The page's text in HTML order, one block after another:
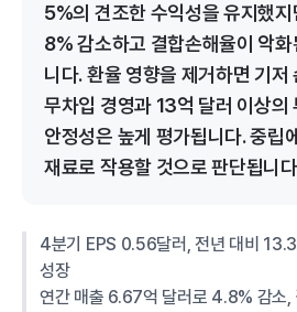
5%의 견조한 수익성을 유지했
8% 감소하고 결합손해율이 악
니다. 환율 영향을 제거하면 기저
무차입 경영과 13억 달러 이상의
안정성은 높게 평가됩니다. 중립
재료로 작용할 것으로 판단됩니
4분기 EPS 0.56달러, 전년 대비
성장
연간 매출 6.67억 달러로 4.8% 감소,